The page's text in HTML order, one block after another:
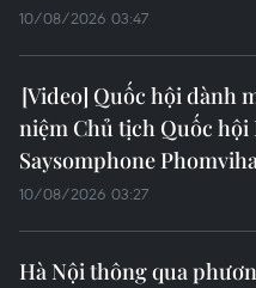
10/08/2026 03:47
Quốc hội dành
niệm Chủ tịch Quốc hội
Saysomphone
10/08/2026 03:27
Hà Nội thông qua